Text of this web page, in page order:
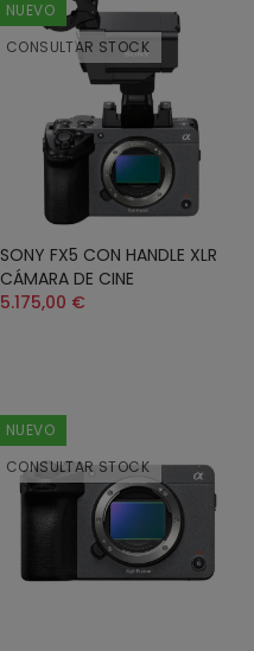
NUEVO
CONSULTAR STOCK
SONY FX5 CON HANDLE XLR
CÁMARA DE CINE
5.175,00 €
NUEVO
CONSULTAR STOCK